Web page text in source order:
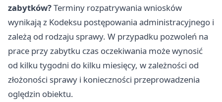
zabytków?Terminy rozpatrywania wniosków
wynikają z Kodeksu postępowania administracyjnego i
zależą od rodzaju sprawy. W przypadku pozwoleń na
prace przy zabytku czas oczekiwania może wynosić
od kilku tygodni do kilku miesięcy, w zależności od
złożoności sprawy i konieczności przeprowadzenia
oględzin obiektu.